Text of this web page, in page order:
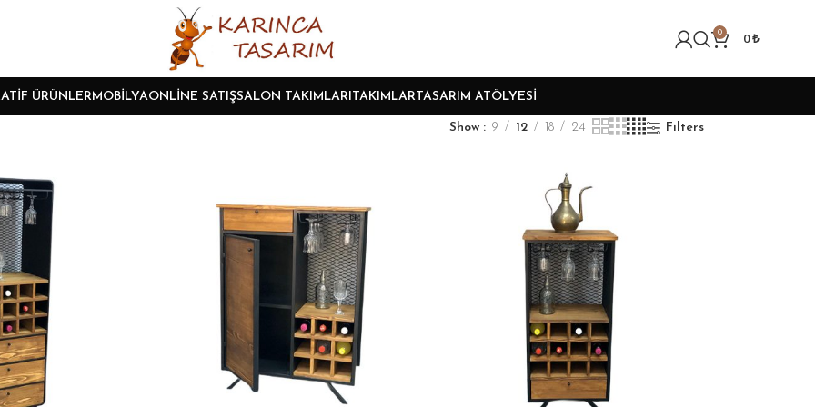
0 0₺
ÜRÜNLERMOBILYAONLINE SATIŞSALON TAKIMLARI TAKIMLARTASARIM ATÖLYESI
Show 9 12 18 24 Filters